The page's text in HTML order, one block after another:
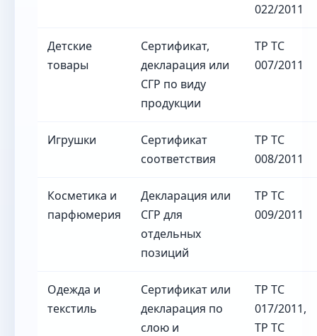
022/2011
Детские
товары
Сертификат,
декларация или
СГР по виду
продукции
ТР ТС
007/2011
Игрушки
Сертификат
соответствия
ТР ТС
008/2011
Косметика и
парфюмерия
Декларация или
СГР для
отдельных
позиций
ТР ТС
009/2011
Одежда и
текстиль
Сертификат или
декларация по
слою и
ТР ТС
017/2011,
ТР ТС